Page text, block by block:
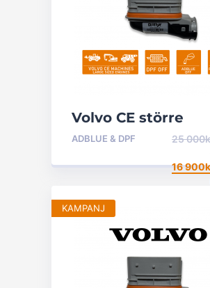
Volvo CE större
Maskiner – DPF &
ADBLUE & DPF 25 000
16 900
KAMPANJ